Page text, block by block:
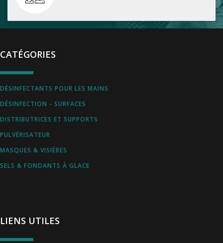
CATÉGORIES
DÉSINFECTANTS POUR LES MAINS
DÉSINFECTION - SURFACES
DISTRIBUTRICES ET SUPPORTS
PULVÉRISATEUR
MASQUES & VISIÈRES
SELS & FONDANTS À GLACE
LIENS UTILES